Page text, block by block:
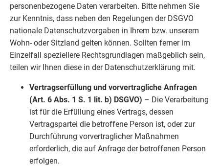
personenbezogene Daten verarbeiten. Bitte nehmen Sie
zur Kenntnis, dass neben den Regelungen der DSGVO
nationale Datenschutzvorgaben in Ihrem bzw. unserem
Wohn- oder Sitzland gelten können. Sollten ferner im
Einzelfall speziellere Rechtsgrundlagen maßgeblich sein,
teilen wir Ihnen diese in der Datenschutzerklärung mit.
Vertragserfüllung und vorvertragliche Anfragen
(Art. 6 Abs. 1 S. 1 lit. b) DSGVO) – Die Verarbeitung
ist für die Erfüllung eines Vertrags, dessen
Vertragspartei die betroffene Person ist, oder zur
Durchführung vorvertraglicher Maßnahmen
erforderlich, die auf Anfrage der betroffenen Person
erfolgen.